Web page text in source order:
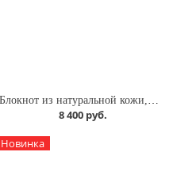
8 400 руб.
Новинка